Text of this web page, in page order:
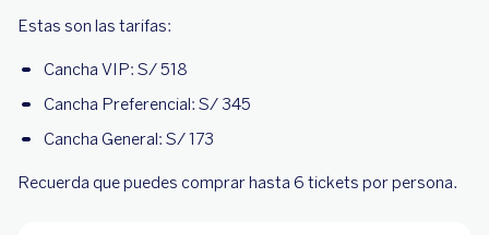
Estas son las tarifas:
Cancha VIP: S/ 518
Cancha Preferencial: S/ 345
Cancha General: S/ 173
Recuerda que puedes comprar hasta 6 tickets por persona.